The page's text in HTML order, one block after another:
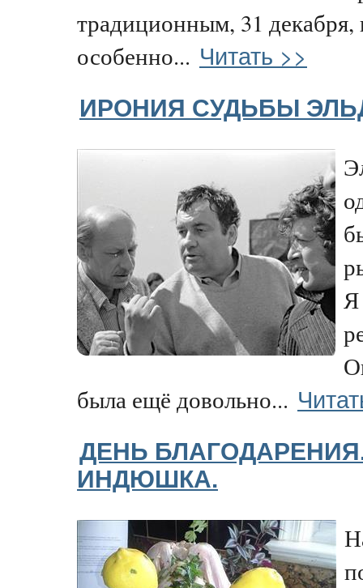
традиционным, 31 декабря,
особенно... Читать >>
ИРОНИЯ СУДЬБЫ
Я
была ещё довольно...
ДЕНЬ
ИНДЮШКА.